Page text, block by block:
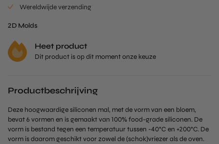
Wereldwijde verzending
2D Molds
Heet product
Dit product is op dit moment onze keuze
Productbeschrijving
Deze hoogwaardige siliconen mal, met de vorm van een bloem,
bevat 6 vormen en is gemaakt van 100% food-grade siliconen. De
vorm is bestand tegen een temperatuur tussen -40°C en +200°C. De
vorm is daarom geschikt voor zowel de (schok)vriezer als de oven.